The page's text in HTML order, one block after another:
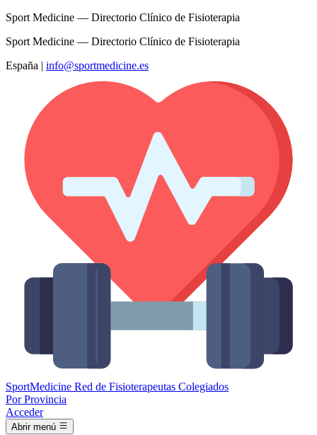
Sport Medicine — Directorio Clínico de Fisioterapia
Sport Medicine — Directorio Clínico de Fisioterapia
España | info@sportmedicine.es
SportMedicine Red de Fisioterapeutas Colegiados
Por Provincia
Acceder
Abrir menú